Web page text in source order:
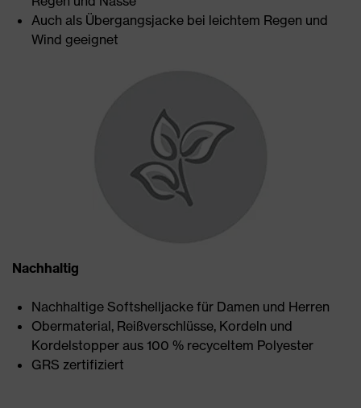
Auch als Übergangsjacke bei leichtem Regen und
Wind geeignet
Nachhaltig
Nachhaltige Softshelljacke für Damen und Herren
Obermaterial, Reißverschlüsse, Kordeln und
Kordelstopper aus 100 % recyceltem Polyester
GRS zertifiziert